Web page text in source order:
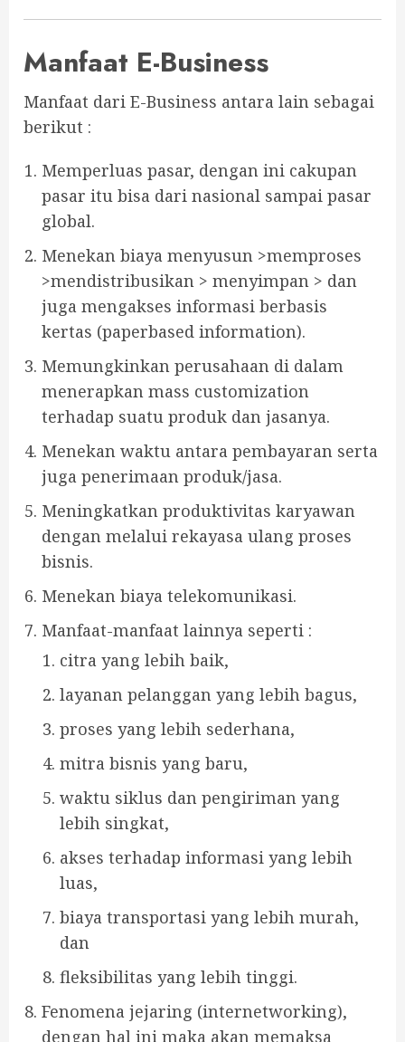
Manfaat E-Business
Manfaat dari E-Business antara lain sebagai
berikut :
Memperluas pasar, dengan ini cakupan
pasar itu bisa dari nasional sampai pasar
global.
Menekan biaya menyusun >memproses
>mendistribusikan > menyimpan > dan
juga mengakses informasi berbasis
kertas (paperbased information).
Memungkinkan perusahaan di dalam
menerapkan mass customization
terhadap suatu produk dan jasanya.
Menekan waktu antara pembayaran serta
juga penerimaan produk/jasa.
Meningkatkan produktivitas karyawan
dengan melalui rekayasa ulang proses
bisnis.
Menekan biaya telekomunikasi.
Manfaat-manfaat lainnya seperti :
citra yang lebih baik,
layanan pelanggan yang lebih bagus,
proses yang lebih sederhana,
mitra bisnis yang baru,
waktu siklus dan pengiriman yang
lebih singkat,
akses terhadap informasi yang lebih
luas,
biaya transportasi yang lebih murah,
dan
fleksibilitas yang lebih tinggi.
Fenomena jejaring (internetworking),
dengan hal ini maka akan memaksa